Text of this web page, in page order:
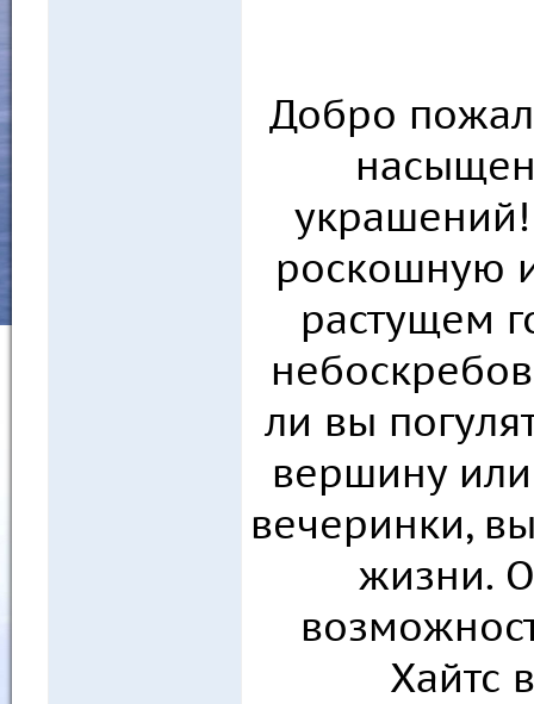
Добро
роскошную
растущем
ли вы
вершину
вечеринки,
жизни.
Хайтс